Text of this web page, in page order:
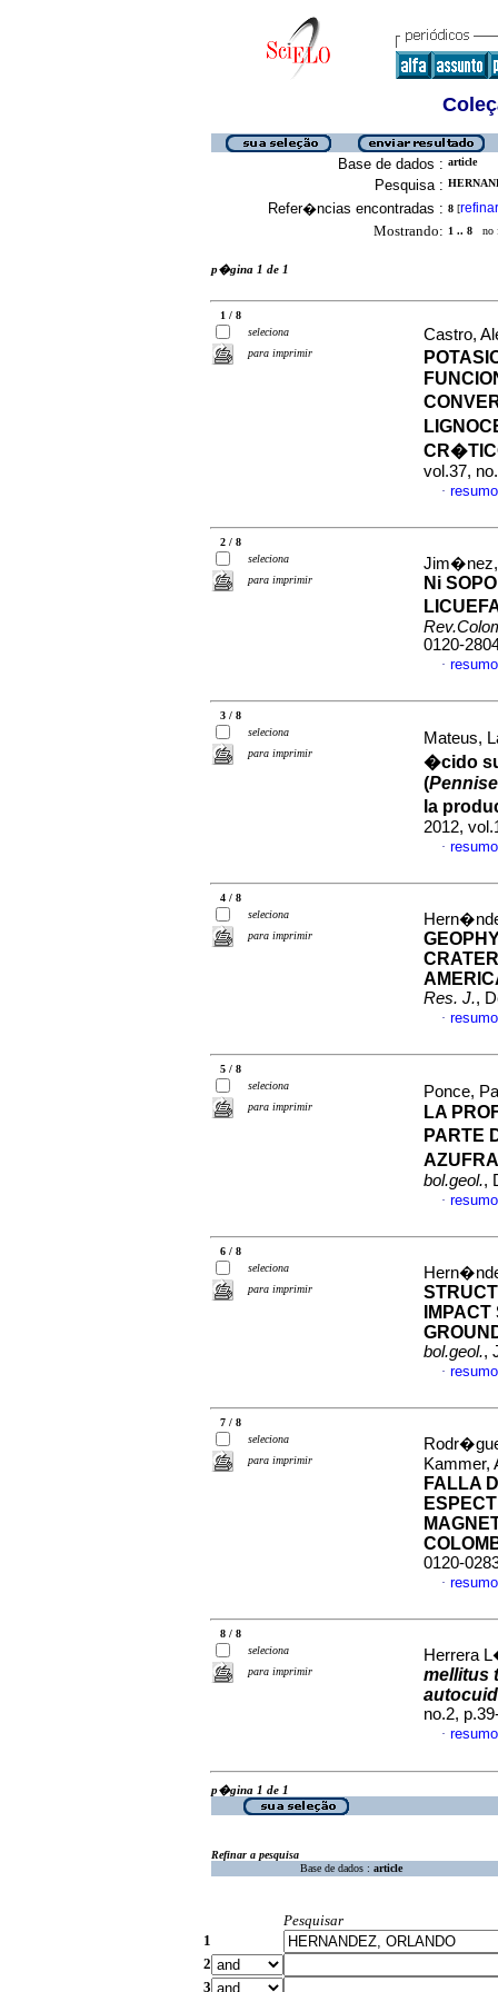
Base de dados : article
Pesquisa :
Refer�ncias encontradas : 8 [refinar
Mostrando: 1 .. 8 no
p�gina 1 de 1
1 / 8
seleciona
para imprimir
Castro,
vol.37,
·
2 / 8
seleciona
para imprimir
Ni
0120-
·
3 / 8
seleciona
para imprimir
Mateus,
�cido
(
la
2012,
·
4 / 8
seleciona
para imprimir
Res. J.,
·
5 / 8
seleciona
para imprimir
Ponce,
LA
PARTE
bol.geol.,
·
6 / 8
seleciona
para imprimir
bol.geol.,
·
7 / 8
seleciona
para imprimir
Kammer,
FALLA
0120-
·
8 / 8
seleciona
para imprimir
Herrera
mellitus
no.2,
·
p�gina 1 de 1
Refinar a pesquisa
Base de dados : article
Pesquisar
1
2
3